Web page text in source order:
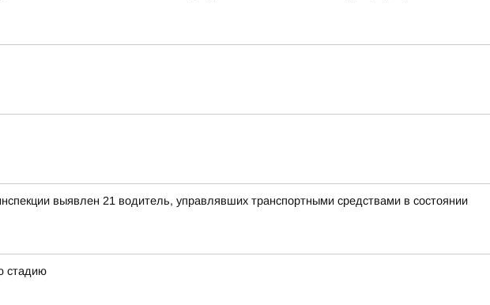
выявлен 21 водитель, управлявших транспортными средствами в состоянии
стадию